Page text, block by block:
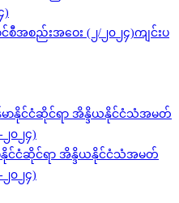
စီအစည်းအဝေး (၂/၂၀၂၄)ကျင်းပ
ာနိုင်ငံဆိုင်ရာ အိန္ဒိယနိုင်ငံသံအမတ်
၀၂၄)